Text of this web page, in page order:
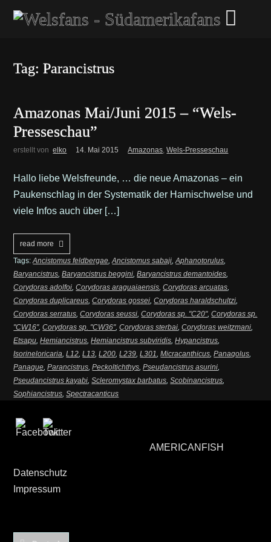
Tag: Parancistrus
Amazonas Mai/Juni 2015 – “Wels-
Presseschau”
erstellt von elko 14. Mai 2015 Amazonas,Wels-Presseschau
Hallo liebe Welsfreunde, … die neue Amazonas – ein
Paukenschlag in der Systematik der Harnischwelse und
viele Infos auch über […]
read more
Tags:Ancistomus feldbergae,Ancistomus sabaji,Aphanotorulus,
Baryancistrus,Baryancistrus beggini,Baryancistrus demantoides,
Corydoras adolfoi,Corydoras araguaiaensis,Corydoras arcuatas,
Corydoras duplicareus,Corydoras gossei,Corydoras haraldschultzi,
Corydoras serratus,Corydoras seussi,Corydoras sp. "C20",Corydoras sp.
"CW16",Corydoras sp. "CW36",Corydoras sterbai,Corydoras weitzmani,
Etsapu,Hemiancistrus,Hemiancistrus subviridis,Hypancistrus,
Isorineloricaria,L12,L13,L200,L239,L301,Micracanthicus,Panaqolus,
Panaque,Parancistrus,Peckoltichthys,Pseudancistrus asurini,
Pseudancistrus kayabi,Scleromystax barbatus,Scobinancistrus,
Sophiancistrus,Spectracanticus
AMERICANFISH
Datenschutz
Impressum